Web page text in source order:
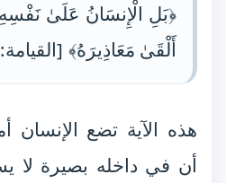
أَلْقَىٰ مَعَاذِيرَهُ﴾ [القيامة: 14-
هذه الآية تضع الإنسان
أن في داخله بصيرة لا